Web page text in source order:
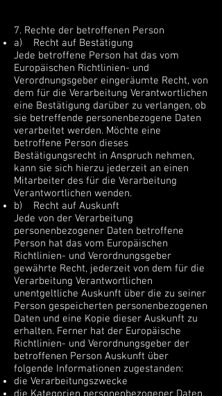
7. Rechte der betroffenen Person
a) Recht auf Bestätigung
Jede betroffene Person hat das vom
Europäischen Richtlinien- und
Verordnungsgeber eingeräumte Recht, von
dem für die Verarbeitung Verantwortlichen
eine Bestätigung darüber zu verlangen, ob
sie betreffende personenbezogene Daten
verarbeitet werden. Möchte eine
betroffene Person dieses
Bestätigungsrecht in Anspruch nehmen,
kann sie sich hierzu jederzeit an einen
Mitarbeiter des für die Verarbeitung
Verantwortlichen wenden.
b) Recht auf Auskunft
Jede von der Verarbeitung
personenbezogener Daten betroffene
Person hat das vom Europäischen
Richtlinien- und Verordnungsgeber
gewährte Recht, jederzeit von dem für die
Verarbeitung Verantwortlichen
unentgeltliche Auskunft über die zu seiner
Person gespeicherten personenbezogenen
Daten und eine Kopie dieser Auskunft zu
erhalten. Ferner hat der Europäische
Richtlinien- und Verordnungsgeber der
betroffenen Person Auskunft über
folgende Informationen zugestanden:
die Verarbeitungszwecke